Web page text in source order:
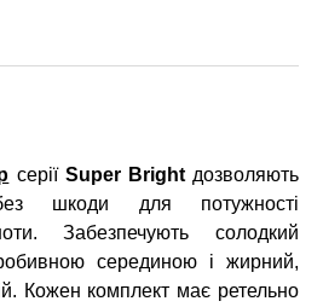
серії Super Brightдозволяють
шкоди для потужності
Забезпечують солодкий
серединою і жирний,
Кожен комплект має ретельно